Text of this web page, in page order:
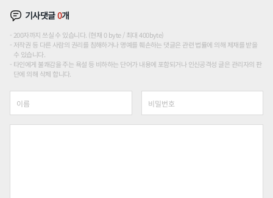
기사댓글0개
200자까지 쓰실 수 있습니다. (현재 0 byte / 최대 400byte)
저작권 등 다른 사람의 권리를 침해하거나 명예를 훼손하는 댓글은 관련 법률에 의해 제재를 받을
수 있습니다.
타인에게 불쾌감을 주는 욕설 등 비하하는 단어가 내용에 포함되거나 인신공격성 글은 관리자의 판
단에 의해 삭제 합니다.